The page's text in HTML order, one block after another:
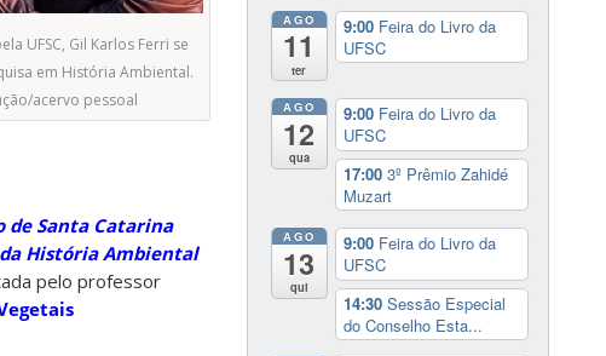
UFSC, Gil Karlos Ferri se
em História Ambiental.
acervo pessoal
Santa Catarina
História Ambiental
pelo professor
AGO
11
ter
9:00 Feira do Livro da
UFSC
AGO
12
qua
9:00 Feira do Livro da
UFSC
17:00 3º Prêmio Zahidé
Muzart
AGO
13
qui
9:00 Feira do Livro da
UFSC
14:30 Sessão Especial
do Conselho Esta...